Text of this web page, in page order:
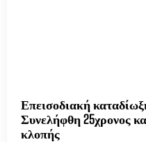
Επεισοδιακή
Συνελήφθη 25χρονος
κλοπής